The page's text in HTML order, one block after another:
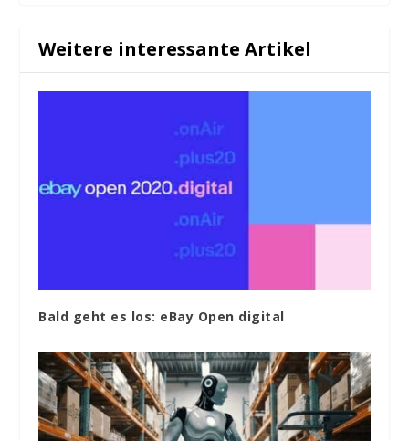
Weitere interessante Artikel
Bald geht es los: eBay Open digital